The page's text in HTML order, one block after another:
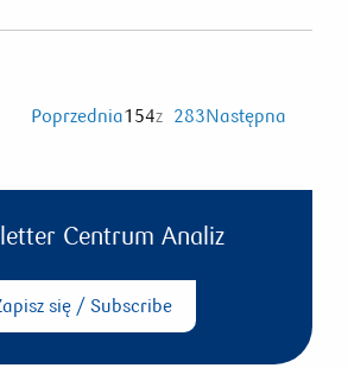
Poprzednia154z 283Następna
Centrum Analiz
się / Subscribe